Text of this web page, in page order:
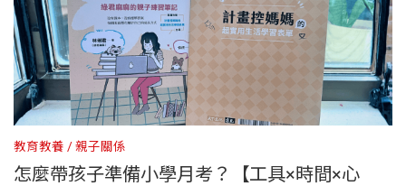
教育教養 親子關係
怎麼帶孩子準備小學月考？【工具×時間×心